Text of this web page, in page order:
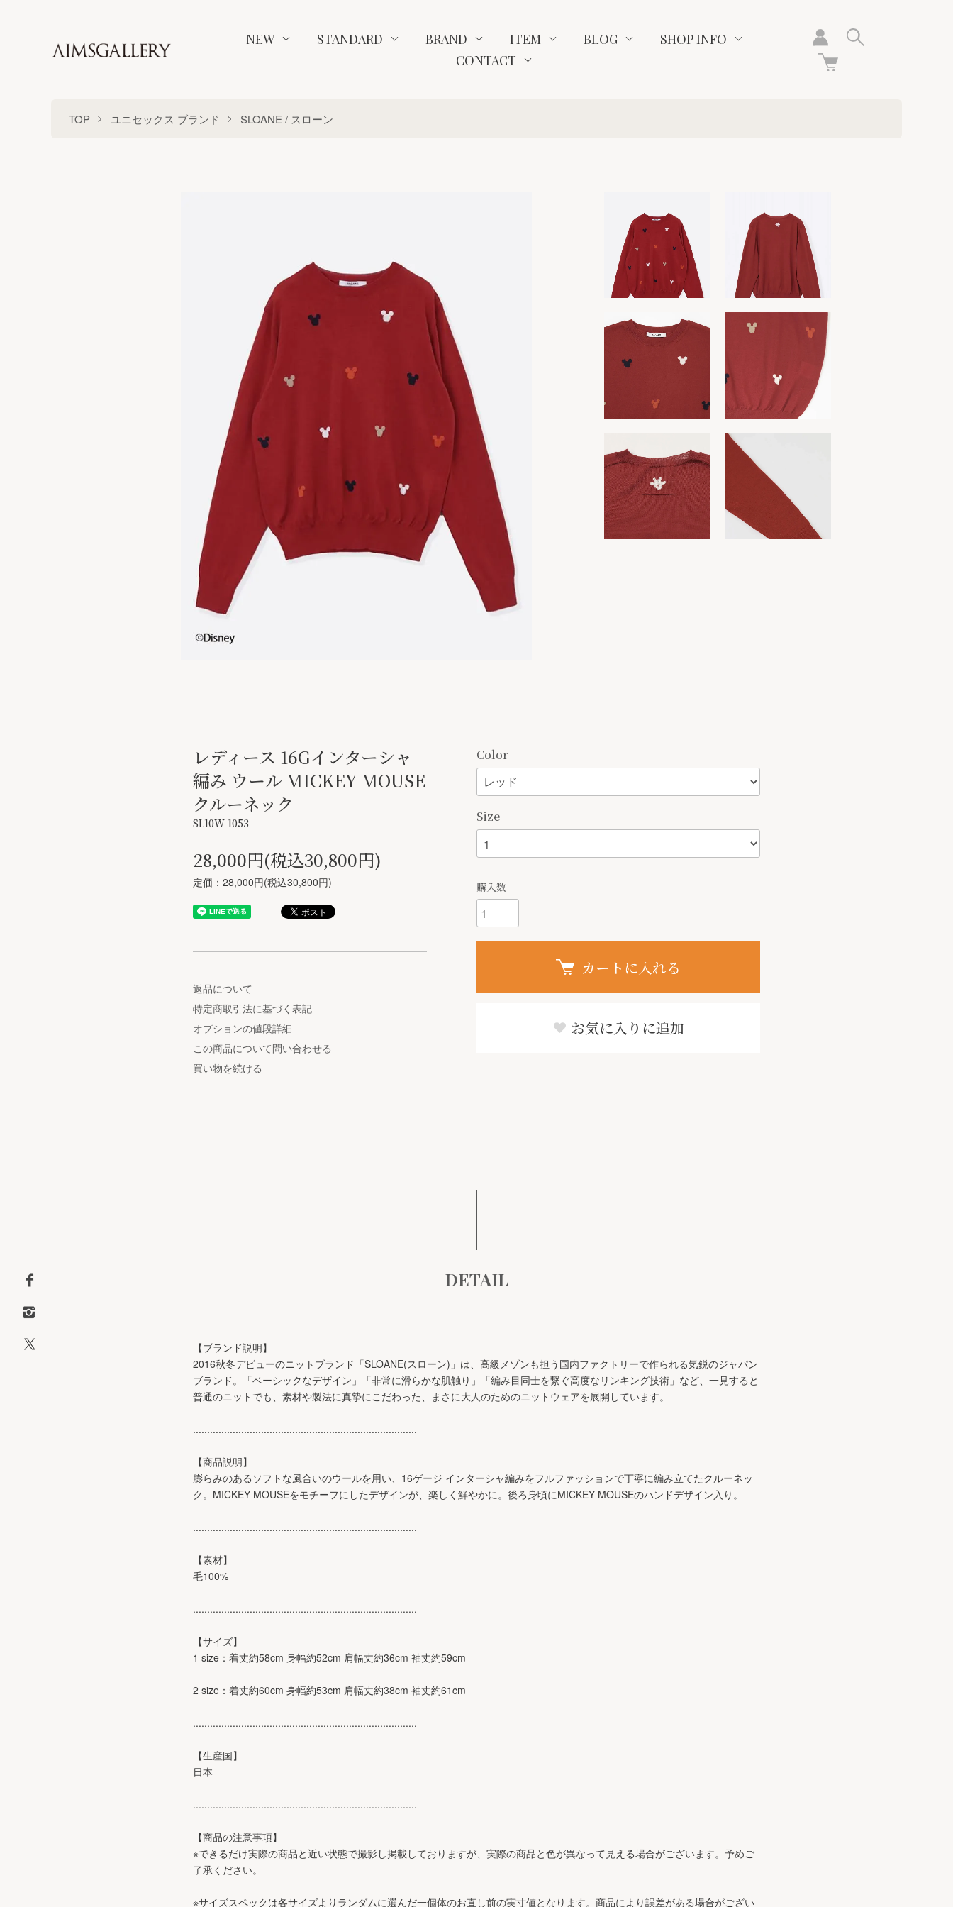
NEW STANDARD BRAND ITEM BLOG
SHOP INFO
CONTACT
TOP ユニセックス ブランド SLOANE / スローン
レディース 16Gインターシャ
編み ウール MICKEY MOUSE
クルーネック
SL10W-1053
28,000円(税込30,800円)
定価：28,000円(税込30,800円)
返品について
特定商取引法に基づく表記
オプションの値段詳細
この商品について問い合わせる
買い物を続ける
Color
Size
購入数
カートに入れる
お気に入りに追加
DETAIL
【ブランド説明】
2016秋冬デビューのニットブランド「SLOANE(スローン)」は、高級メゾンも担う国内ファクトリーで作られる気鋭のジャパン
ブランド。「ベーシックなデザイン」「非常に滑らかな肌触り」「編み目同士を繋ぐ高度なリンキング技術」など、一見すると
普通のニットでも、素材や製法に真摯にこだわった、まさに大人のためのニットウェアを展開しています。
...............................................................................
【商品説明】
膨らみのあるソフトな風合いのウールを用い、16ゲージ インターシャ編みをフルファッションで丁寧に編み立てたクルーネッ
ク。MICKEY MOUSEをモチーフにしたデザインが、楽しく鮮やかに。後ろ身頃にMICKEY MOUSEのハンドデザイン入り。
...............................................................................
【素材】
毛100%
...............................................................................
【サイズ】
1 size：着丈約58cm 身幅約52cm 肩幅丈約36cm 袖丈約59cm
2 size：着丈約60cm 身幅約53cm 肩幅丈約38cm 袖丈約61cm
...............................................................................
【生産国】
日本
...............................................................................
【商品の注意事項】
※できるだけ実際の商品と近い状態で撮影し掲載しておりますが、実際の商品と色が異なって見える場合がございます。予めご
了承ください。
※サイズスペックは各サイズよりランダムに選んだ一個体のお直し前の実寸値となります。商品により誤差がある場合がござい